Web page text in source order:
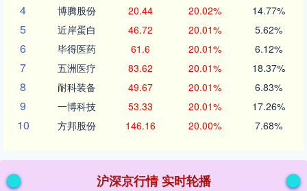
4 博腾股份 20.44 20.02% 14.77%
5 近岸蛋白 46.72 20.01% 5.62%
6 毕得医药 61.6 20.01% 6.12%
7 五洲医疗 83.62 20.01% 18.37%
8 耐科装备 49.67 20.01% 6.83%
9 一博科技 53.33 20.01% 17.26%
10 方邦股份 146.16 20.00% 7.68%
沪深京行情 实时轮播